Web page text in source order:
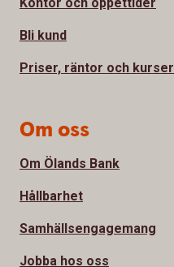
Bli kund
Priser, räntor och kurser
Om oss
Om Ölands Bank
Hållbarhet
Samhällsengagemang
Jobba hos oss